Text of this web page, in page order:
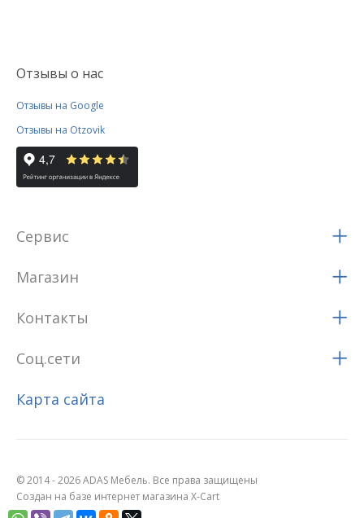
Отзывы о нас
Отзывы на Google
Отзывы на Otzovik
Сервис
Магазин
Контакты
Соц.сети
Карта сайта
© 2014 - 2026 ADAS Мебель. Все права защищены
Создан на базе интернет магазина X-Cart